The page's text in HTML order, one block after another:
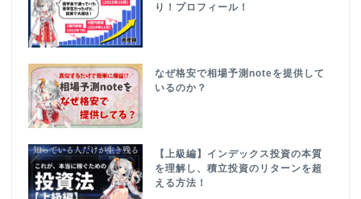
り！プロフィール！
なぜ格安で相場予測noteを提供して
いるのか？
【上級編】インデックス投資の本質
を理解し、積立投資のリターンを超
える方法！